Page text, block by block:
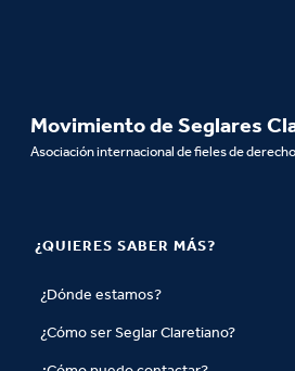
Movimiento de Seglares
Asociación internacional de fieles de
¿QUIERES SABER MÁS?
¿Dónde estamos?
¿Cómo ser Seglar Claretiano?